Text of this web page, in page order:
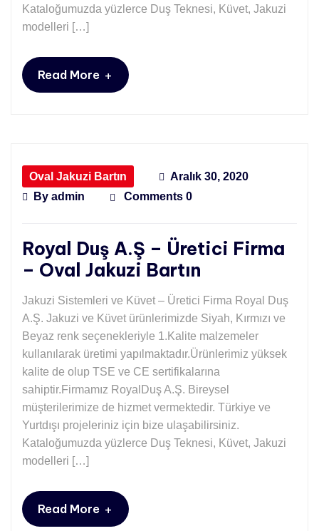
Kataloğumuzda yüzlerce Duş Teknesi, Küvet, Jakuzi
modelleri […]
Read More +
Oval Jakuzi Bartın
Aralık 30, 2020
By admin Comments 0
Royal Duş A.Ş – Üretici Firma
– Oval Jakuzi Bartın
Jakuzi Sistemleri ve Küvet – Üretici Firma Royal Duş
A.Ş. Jakuzi ve Küvet ürünlerimizde Siyah, Kırmızı ve
Beyaz renk seçenekleriyle 1.Kalite malzemeler
kullanılarak üretimi yapılmaktadır.Ürünlerimiz yüksek
kalite de olup TSE ve CE sertifikalarına
sahiptir.Firmamız RoyalDuş A.Ş. Bireysel
müşterilerimize de hizmet vermektedir. Türkiye ve
Yurtdışı projeleriniz için bize ulaşabilirsiniz.
Kataloğumuzda yüzlerce Duş Teknesi, Küvet, Jakuzi
modelleri […]
Read More +